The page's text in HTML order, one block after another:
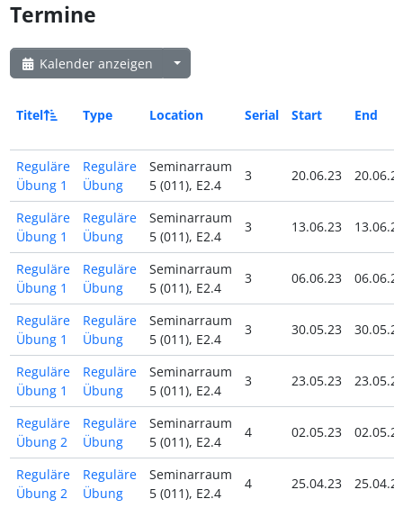
Termine
Kalender anzeigen
Titel Type Location Serial Start End
Reguläre
Übung 1
Reguläre
Übung
Seminarraum
5 (011), E2.4
3 20.06.23
Reguläre
Übung 1
Reguläre
Übung
Seminarraum
5 (011), E2.4
3 13.06.23
Reguläre
Übung 1
Reguläre
Übung
Seminarraum
5 (011), E2.4
3 06.06.23
Reguläre
Übung 1
Reguläre
Übung
Seminarraum
5 (011), E2.4
3 30.05.23
Reguläre
Übung 1
Reguläre
Übung
Seminarraum
5 (011), E2.4
3 23.05.23
Reguläre
Übung 2
Reguläre
Übung
Seminarraum
5 (011), E2.4
4 02.05.23
Reguläre
Übung 2
Reguläre
Übung
Seminarraum
5 (011), E2.4
4 25.04.23